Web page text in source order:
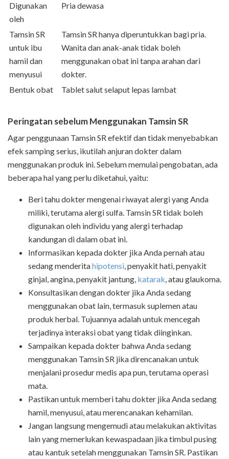
Digunakan
oleh
Pria dewasa
Tamsin SR
untuk ibu
hamil dan
menyusui
Tamsin SR hanya diperuntukkan bagi pria.
Wanita dan anak-anak tidak boleh
menggunakan obat ini tanpa arahan dari
dokter.
Bentuk obat
Tablet salut selaput lepas lambat
Peringatan sebelum Menggunakan Tamsin SR
Agar penggunaan Tamsin SR efektif dan tidak menyebabkan
efek samping serius, ikutilah anjuran dokter dalam
menggunakan produk ini. Sebelum memulai pengobatan, ada
beberapa hal yang perlu diketahui, yaitu:
Beri tahu dokter mengenai riwayat alergi yang Anda
miliki, terutama alergi sulfa. Tamsin SR tidak boleh
digunakan oleh individu yang alergi terhadap
kandungan di dalam obat ini.
Informasikan kepada dokter jika Anda pernah atau
sedang menderitahipotensi, penyakit hati, penyakit
ginjal, angina, penyakit jantung, katarak, atau glaukoma.
Konsultasikan dengan dokter jika Anda sedang
menggunakan obat lain, termasuk suplemen atau
produk herbal. Tujuannya adalah untuk mencegah
terjadinya interaksi obat yang tidak diinginkan.
Sampaikan kepada dokter bahwa Anda sedang
menggunakan Tamsin SR jika direncanakan untuk
menjalani prosedur medis apa pun, terutama operasi
mata.
Pastikan untuk memberi tahu dokter jika Anda sedang
hamil, menyusui, atau merencanakan kehamilan.
Jangan langsung mengemudi atau melakukan aktivitas
lain yang memerlukan kewaspadaan jika timbul pusing
atau kantuk setelah menggunakan Tamsin SR. Pastikan